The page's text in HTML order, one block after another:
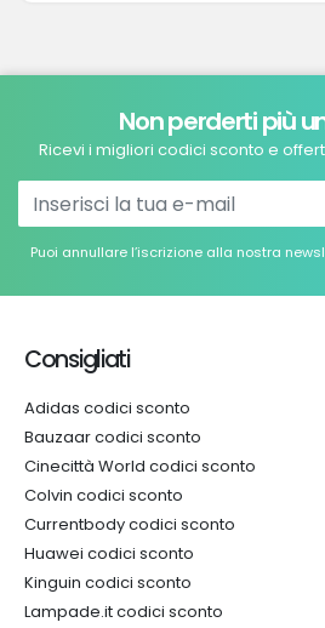
Non perderti più
Ricevi i migliori codici sconto e
Puoi annullare l’iscrizione alla nostra
Consigliati
Adidas codici sconto
Bauzaar codici sconto
Cinecittà World codici sconto
Colvin codici sconto
Currentbody codici sconto
Huawei codici sconto
Kinguin codici sconto
Lampade.it codici sconto